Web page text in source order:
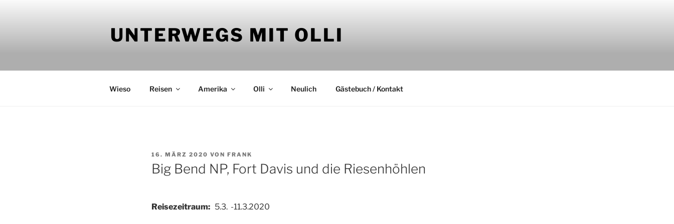
UNTERWEGS MIT OLLI
Wieso Reisen Amerika Olli Neulich Gästebuch / Kontakt
VERÖFFENTLICHT
AM
16. MÄRZ 2020 VON FRANK
Big Bend NP, Fort Davis und die Riesenhöhlen
Reisezeitraum: 5.3. -11.3.2020